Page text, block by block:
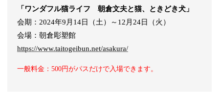
「ワンダフル猫ライフ 朝倉文夫と猫、ときどき犬」
会期：2024年9月14日（土）～12月24日（火）
会場：朝倉彫塑館
https://www.taitogeibun.net/asakura/
一般料金：500円がパスだけで入場できます。